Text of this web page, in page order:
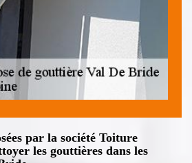
par la société Toiture
les gouttières dans les